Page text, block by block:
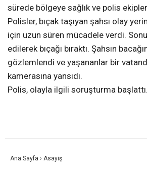
sürede bölgeye sağlık ve polis
Polisler, bıçak taşıyan şahsı olay
için uzun süren mücadele verdi.
edilerek bıçağı bıraktı. Şahsın
gözlemlendi ve yaşananlar bir
kamerasına yansıdı.
Polis, olayla ilgili soruşturma başlattı.
Ana Sayfa › Asayiş